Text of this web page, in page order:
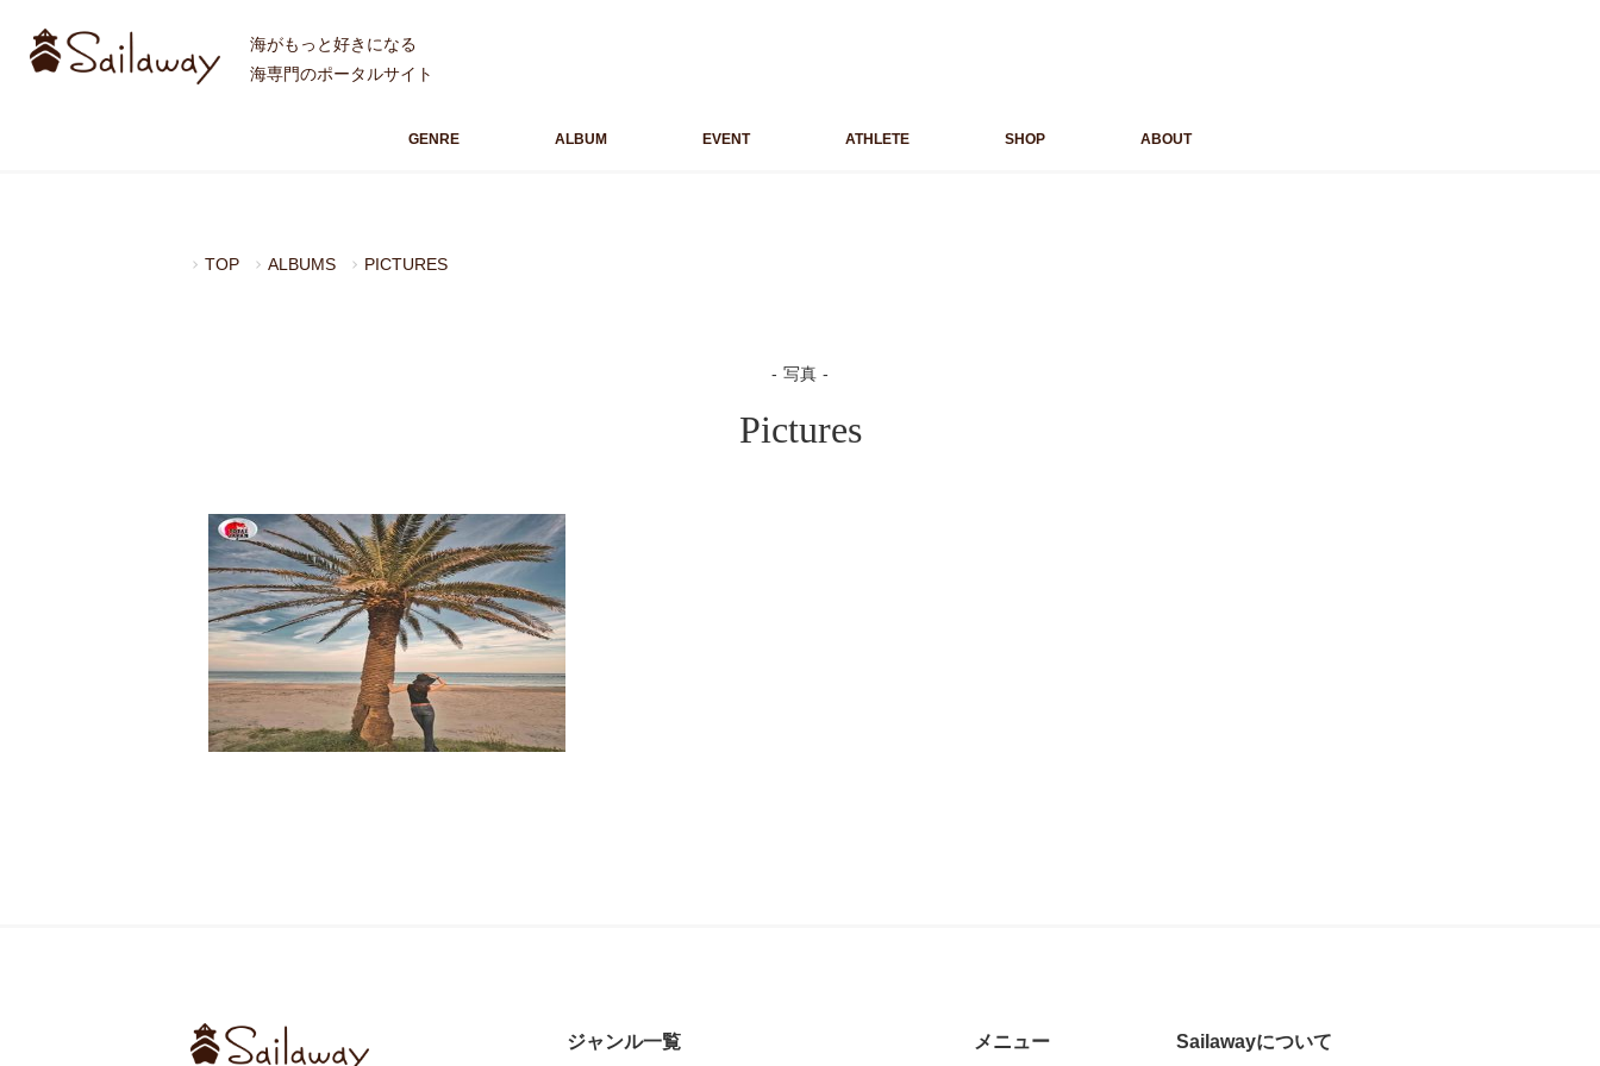
海がもっと好きになる
海専門のポータルサイト
GENRE ALBUM EVENT ATHLETE SHOP ABOUT
TOP ALBUMS PICTURES
写真
Pictures
ジャンル一覧 メニュー Sailawayについて